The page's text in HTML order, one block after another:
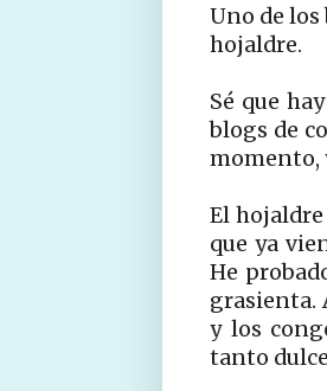
Uno de los
hojaldre.
Sé que
blogs de
momento,
El
que ya
He
grasienta.
y los
tanto